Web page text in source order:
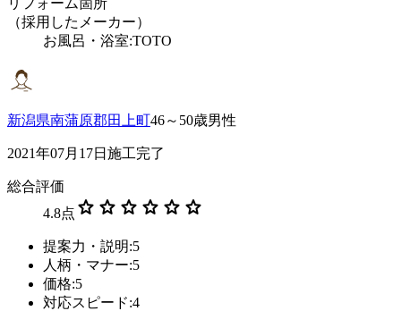
リフォーム箇所
（採用したメーカー）
お風呂・浴室:TOTO
新潟県南蒲原郡田上町46～50歳男性
2021年07月17日施工完了
総合評価
4.8点 star star star star star star
提案力・説明:5
人柄・マナー:5
価格:5
対応スピード:4